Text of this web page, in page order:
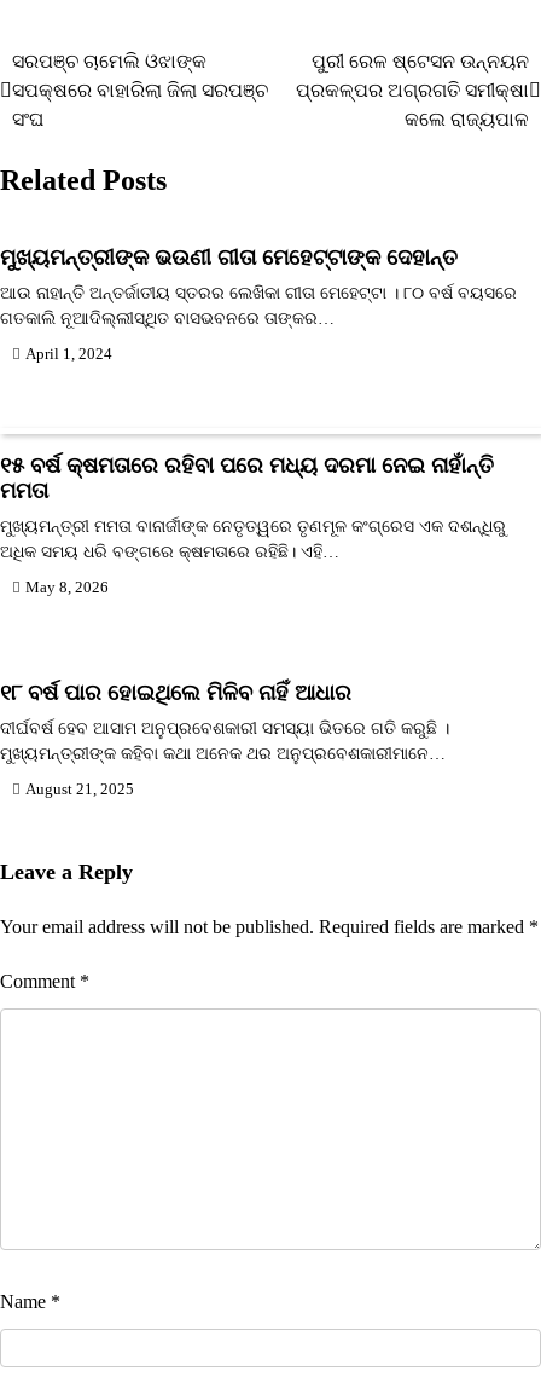
Post
navigation
ସରପଞ୍ଚ ଚାମେଲି ଓଝାଙ୍କ
ସପକ୍ଷରେ ବାହାରିଲା ଜିଲା ସରପଞ୍ଚ
ସଂଘ
ପୁରୀ ରେଳ ଷ୍ଟେସନ ଉନ୍ନୟନ
ପ୍ରକଳ୍ପର ଅଗ୍ରଗତି ସମୀକ୍ଷା
କଲେ ରାଜ୍ୟପାଳ
Related Posts
ମୁଖ୍ୟମନ୍ତ୍ରୀଙ୍କ ଭଉଣୀ ଗୀତା ମେହେଟ୍ଟାଙ୍କ ଦେହାନ୍ତ
ଆଉ ନାହାନ୍ତି ଅନ୍ତର୍ଜାତୀୟ ସ୍ତରର ଲେଖିକା ଗୀତା ମେହେଟ୍ଟା । ୮୦ ବର୍ଷ ବୟସରେ
ଗତକାଲି ନୂଆଦିଲ୍ଲୀସ୍ଥିତ ବାସଭବନରେ ତାଙ୍କର…
April 1, 2024
୧୫ ବର୍ଷ କ୍ଷମତାରେ ରହିବା ପରେ ମଧ୍ୟ ଦରମା ନେଇ ନାହାଁନ୍ତି
ମମତା
ମୁଖ୍ୟମନ୍ତ୍ରୀ ମମତା ବାନାର୍ଜୀଙ୍କ ନେତୃତ୍ୱରେ ତୃଣମୂଳ କଂଗ୍ରେସ ଏକ ଦଶନ୍ଧିରୁ
ଅଧିକ ସମୟ ଧରି ବଙ୍ଗରେ କ୍ଷମତାରେ ରହିଛି। ଏହି…
May 8, 2026
୧୮ ବର୍ଷ ପାର ହୋଇଥିଲେ ମିଳିବ ନାହିଁ ଆଧାର
ଦୀର୍ଘବର୍ଷ ହେବ ଆସାମ ଅନୁପ୍ରବେଶକାରୀ ସମସ୍ୟା ଭିତରେ ଗତି କରୁଛି ।
ମୁଖ୍ୟମନ୍ତ୍ରୀଙ୍କ କହିବା କଥା ଅନେକ ଥର ଅନୁପ୍ରବେଶକାରୀମାନେ…
August 21, 2025
Leave a Reply
Your email address will not be published. Required fields are marked *
Comment *
Name *